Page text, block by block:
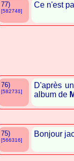
77)
[582748]
Ce n'est
76)
[582731]
D'après
album de
75)
[566316]
Bonjour